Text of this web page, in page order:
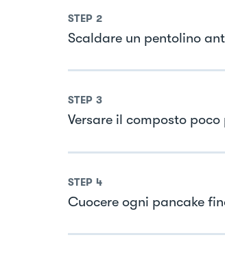
STEP 2
Scaldare un pentolino
STEP 3
Versare il composto
STEP 4
Cuocere ogni pancake